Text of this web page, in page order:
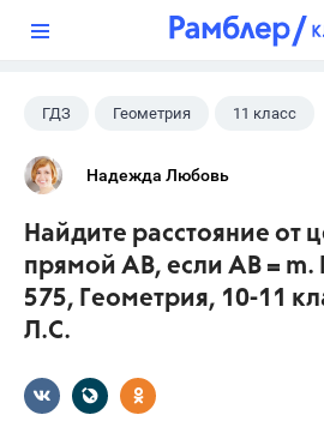
ГДЗ Геометрия 11 класс
10 класс
Надежда Любовь
Найдите расстояние от
прямой АВ, если АВ = m.
575, Геометрия, 10-11
Л.С.